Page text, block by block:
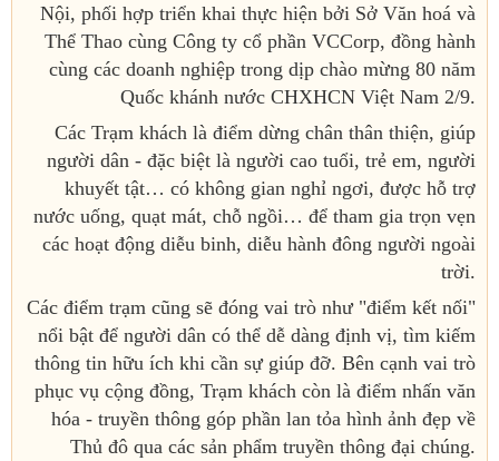
Nội, phối hợp triển khai thực hiện bởi Sở Văn hoá và
Thể Thao cùng Công ty cổ phần VCCorp, đồng hành
cùng các doanh nghiệp trong dịp chào mừng 80 năm
Quốc khánh nước CHXHCN Việt Nam 2/9.
Các Trạm khách là điểm dừng chân thân thiện, giúp
người dân - đặc biệt là người cao tuổi, trẻ em, người
khuyết tật… có không gian nghỉ ngơi, được hỗ trợ
nước uống, quạt mát, chỗ ngồi… để tham gia trọn vẹn
các hoạt động diễu binh, diễu hành đông người ngoài
trời.
Các điểm trạm cũng sẽ đóng vai trò như "điểm kết nối"
nổi bật để người dân có thể dễ dàng định vị, tìm kiếm
thông tin hữu ích khi cần sự giúp đỡ. Bên cạnh vai trò
phục vụ cộng đồng, Trạm khách còn là điểm nhấn văn
hóa - truyền thông góp phần lan tỏa hình ảnh đẹp về
Thủ đô qua các sản phẩm truyền thông đại chúng.